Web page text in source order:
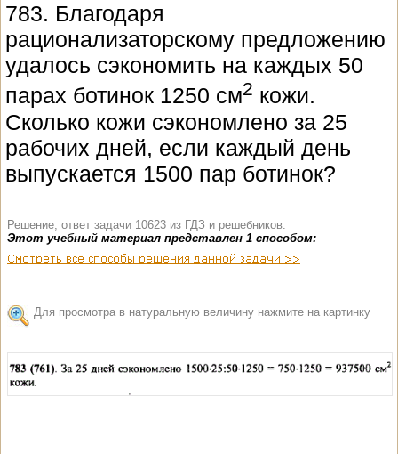
783. Благодаря
рационализаторскому предложению
удалось сэкономить на каждых 50
парах ботинок 1250 см2 кожи.
Сколько кожи сэкономлено за 25
рабочих дней, если каждый день
выпускается 1500 пар ботинок?
Решение, ответ задачи 10623 из ГДЗ и решебников:
Этот учебный материал представлен 1 способом:
Для просмотра в натуральную величину нажмите на картинку